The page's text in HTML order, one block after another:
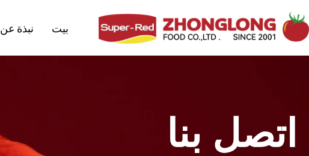
بيت نبذة عن
اتصل بنا